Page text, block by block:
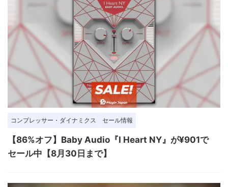
コンプレッサー・ダイナミクス セール情報
【86%オフ】Baby Audio『I Heart NY』が¥901で
セール中【8月30日まで】